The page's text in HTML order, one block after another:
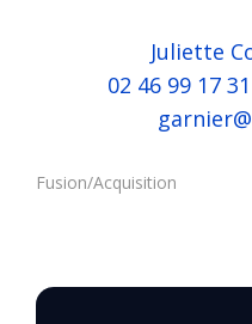
Juliette
02 46 99 17
Fusion/Acquisition